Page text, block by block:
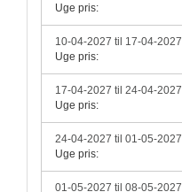
Uge pris:
10-04-2027 til 17-04-2027
Uge pris:
17-04-2027 til 24-04-2027
Uge pris:
24-04-2027 til 01-05-2027
Uge pris:
01-05-2027 til 08-05-2027